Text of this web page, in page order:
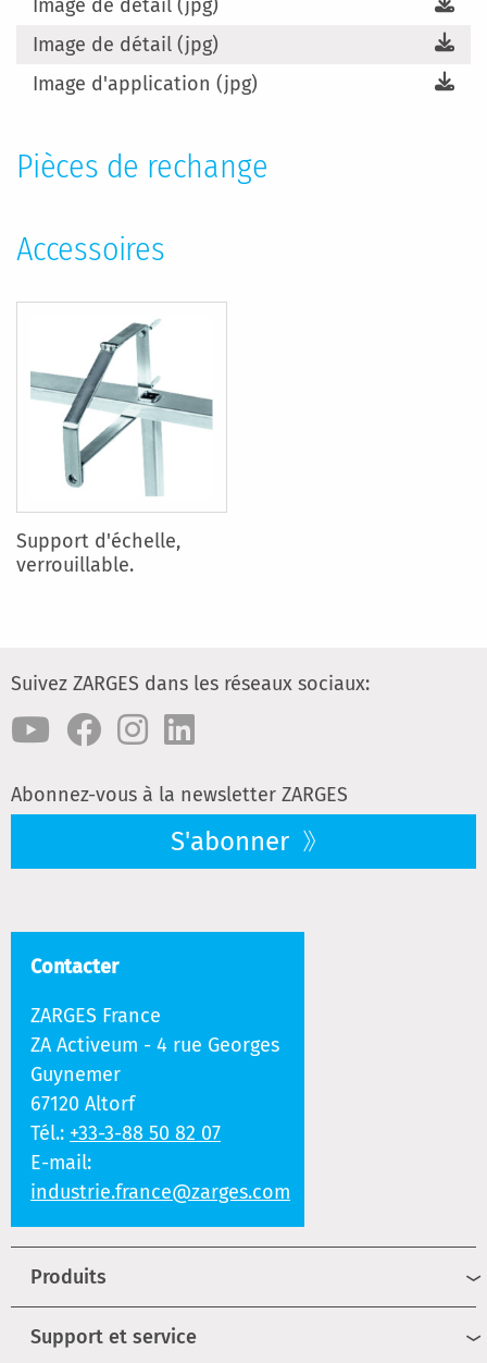
Image de détail (jpg)
Image de détail (jpg)
Image d'application (jpg)
Pièces de rechange
Accessoires
Support d'échelle,
verrouillable.
Suivez ZARGES dans les réseaux sociaux:
Abonnez-vous à la newsletter ZARGES
S'abonner
Contacter
ZARGES France
ZA Activeum - 4 rue Georges
Guynemer
67120 Altorf
Tél.: +33-3-88 50 82 07
E-mail:
industrie.france@zarges.com
Produits
Support et service